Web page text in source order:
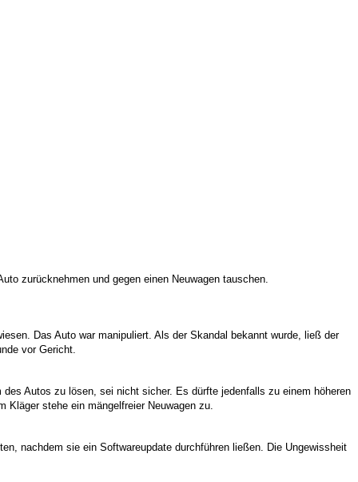
zurücknehmen und gegen einen Neuwagen tauschen.
Das Auto war manipuliert. Als der Skandal bekannt wurde, ließ der
vor Gericht.
Autos zu lösen, sei nicht sicher. Es dürfte jedenfalls zu einem höheren
Kläger stehe ein mängelfreier Neuwagen zu.
nachdem sie ein Softwareupdate durchführen ließen. Die Ungewissheit